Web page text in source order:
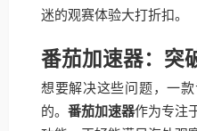
迷的观赛体验大打折扣。
番茄加速器：突
想要解决这些问题，一
的。番茄加速器作为专注